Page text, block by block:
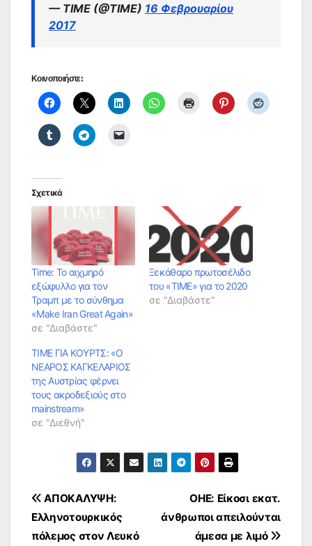
— TIME (@TIME) 16 Φεβρουαρίου
2017
Κοινοποιήστε:
Σχετικά
Time: Το αιχμηρό
εξώφυλλο για τον
Τραμπ με το σύνθημα
«Make Iran Great Again»
σε "Διαβάστε"
Ξεκάθαρο πρωτοσέλιδο
του «TIME» για το 2020
σε "Διαβάστε"
TIME ΓΙΑ ΚΟΥΡΤΣ: «Ο
ΝΕΑΡΟΣ ΚΑΓΚΕΛΑΡΙΟΣ
της Αυστρίας φέρνει
τους ακροδεξιούς στο
mainstream»
σε "Διεθνή"
Πλοήγηση
άρθρων
ΟΗΕ: Είκοσι εκατ.
άνθρωποι απειλούνται
άμεσα με λιμό
ΑΠΟΚΑΛΥΨΗ:
Ελληνοτουρκικός
πόλεμος στον Λευκό